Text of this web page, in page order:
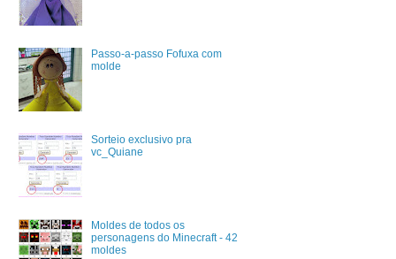
Passo-a-passo Fofuxa com
molde
Sorteio exclusivo pra
vc_Quiane
Moldes de todos os
personagens do Minecraft - 42
moldes